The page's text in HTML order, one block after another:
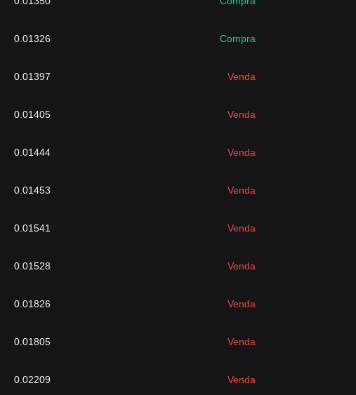
0.01326 Compra
0.01397 Venda
0.01405 Venda
0.01444 Venda
0.01453 Venda
0.01541 Venda
0.01528 Venda
0.01826 Venda
0.01805 Venda
0.02209 Venda